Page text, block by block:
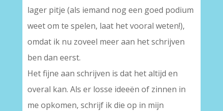
lager pitje (als iemand nog een goed podium
weet om te spelen, laat het vooral weten!),
omdat ik nu zoveel meer aan het schrijven
ben dan eerst.
Het fijne aan schrijven is dat het altijd en
overal kan. Als er losse ideeën of zinnen in
me opkomen, schrijf ik die op in mijn